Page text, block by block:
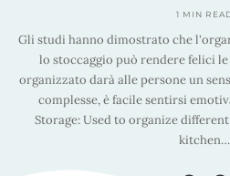
1 MIN
Gli studi hanno dimostrato che
lo stoccaggio può rendere felici
organizzato darà alle persone un
complesse, è facile sentirsi
Storage: Used to organize
kitchen…